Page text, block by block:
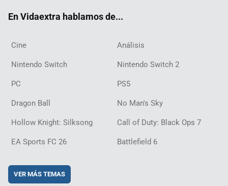
En Vidaextra hablamos de...
Cine Análisis
Nintendo Switch Nintendo Switch 2
PC PS5
Dragon Ball No Man's Sky
Hollow Knight: Silksong Call of Duty: Black Ops 7
EA Sports FC 26 Battlefield 6
VER MÁS TEMAS